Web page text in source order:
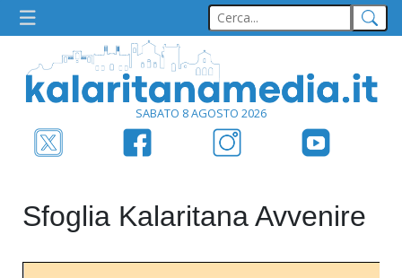
SABATO 8 AGOSTO 2026
Sfoglia Kalaritana Avvenire